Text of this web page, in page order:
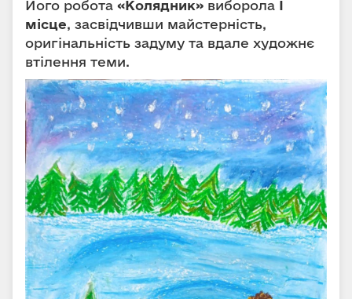
Його робота «Колядник» виборола І
місце, засвідчивши майстерність,
оригінальність задуму та вдале художнє
втілення теми.